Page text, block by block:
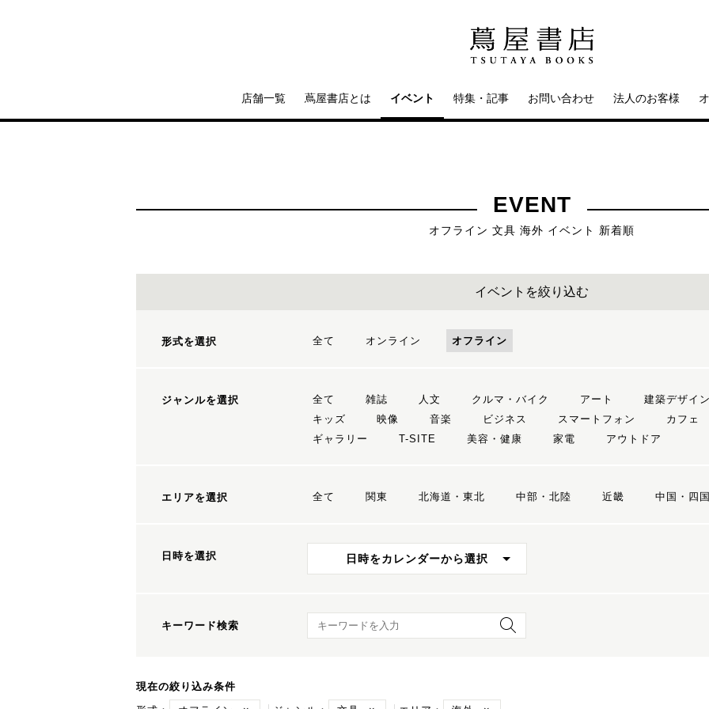
店舗一覧 蔦屋書店とは イベント 特集・記事 お問い合わせ 法人のお客様
EVENT
オフライン 文具 海外 イベント 新着順
イベントを絞り込む
形式を選択 全て オンライン オフライン
ジャンルを選択 全て 雑誌 人文 クルマ・バイク アート 建築デザイン
キッズ
映像 音楽 ビジネス スマートフォン カフェ
ギャラリー
T-SITE 美容・健康 家電 アウトドア
エリアを選択 全て 関東 北海道・東北 中部・北陸 近畿 中国・四国
日時を選択 日時をカレンダーから選択
キーワード検索 キーワード検索
現在の絞り込み条件